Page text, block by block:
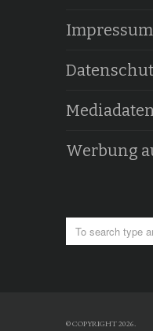
Impressum
Werbung
© COPYRIGHT 2026.